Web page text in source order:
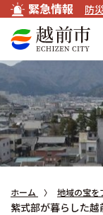
緊急情報 防
ホーム 地域の宝を
紫式部が暮らした